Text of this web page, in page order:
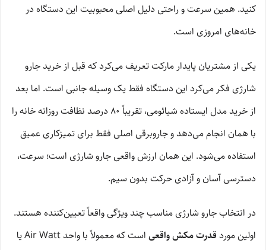
کنید. همین سرعت و راحتی دلیل اصلی محبوبیت این دستگاه در
خانه‌های امروزی است.
یکی از مشتریان پایدار مارکت تعریف می‌کرد که قبل از خرید جارو
شارژی فکر می‌کرد این دستگاه فقط یک وسیله جانبی است. اما بعد
از خرید مدل ایستاده شیائومی، تقریباً ۸۰ درصد نظافت روزانه خانه را
با همان انجام می‌دهد و جاروبرقی اصلی فقط برای تمیزکاری عمیق
استفاده می‌شود. این همان ارزش واقعی جارو شارژی است؛ سرعت،
دسترسی آسان و آزادی حرکت بدون سیم.
در انتخاب جارو شارژی مناسب چند ویژگی واقعاً تعیین‌کننده هستند.
اولین مورد قدرت مکش واقعی
است که معمولاً با واحد Air Watt یا